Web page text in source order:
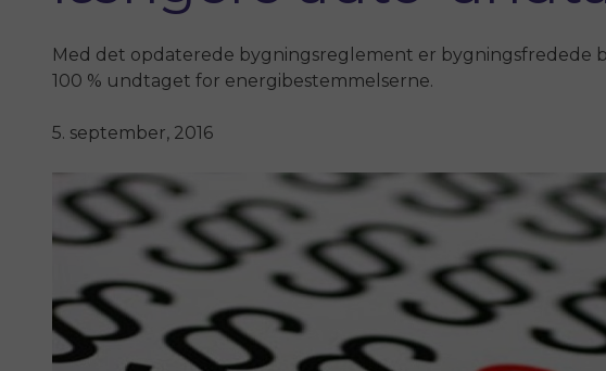
Med det opdaterede bygningsreglement er bygningsfredede
100 % undtaget for energibestemmelserne.
5. september, 2016